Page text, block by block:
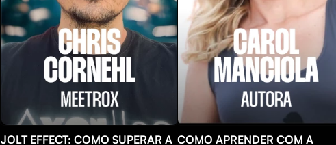
JOLT EFFECT: COMO SUPERAR A COMO APRENDER COM A